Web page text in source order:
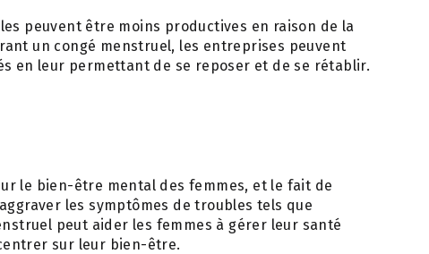
peuvent être moins productives en raison de la
un congé menstruel, les entreprises peuvent
en leur permettant de se reposer et de se rétablir.
le bien-être mental des femmes, et le fait de
les symptômes de troubles tels que
peut aider les femmes à gérer leur santé
sur leur bien-être.